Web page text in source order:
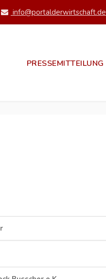
info@portalderwirtschaft.de
PRESSEMITTEILUNG